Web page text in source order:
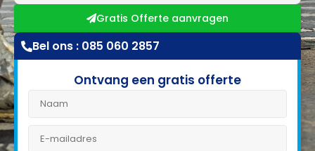
Gratis Offerte aanvragen
Bel ons : 085 060 2857
Ontvang een gratis offerte